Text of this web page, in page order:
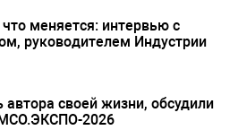
меняется: интервью с
руководителем Индустрии
автора своей жизни, обсудили
2026